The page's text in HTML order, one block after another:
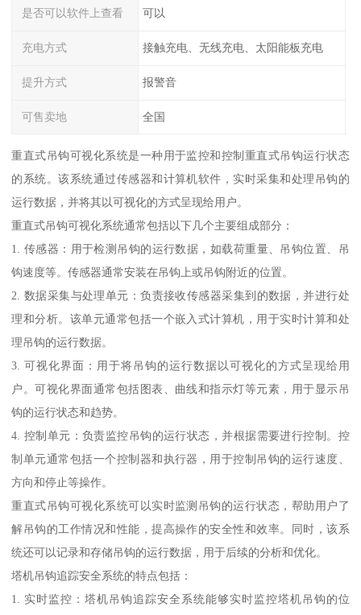
是否可以软件上查看 可以
充电方式 接触充电、无线充电、太阳能板充电
提升方式 报警音
可售卖地 全国
重直式吊钩可视化系统是一种用于监控和控制重直式吊钩运行状态
的系统。该系统通过传感器和计算机软件，实时采集和处理吊钩的
运行数据，并将其以可视化的方式呈现给用户。
重直式吊钩可视化系统通常包括以下几个主要组成部分：
1. 传感器：用于检测吊钩的运行数据，如载荷重量、吊钩位置、吊
钩速度等。传感器通常安装在吊钩上或吊钩附近的位置。
2. 数据采集与处理单元：负责接收传感器采集到的数据，并进行处
理和分析。该单元通常包括一个嵌入式计算机，用于实时计算和处
理吊钩的运行数据。
3. 可视化界面：用于将吊钩的运行数据以可视化的方式呈现给用
户。可视化界面通常包括图表、曲线和指示灯等元素，用于显示吊
钩的运行状态和趋势。
4. 控制单元：负责监控吊钩的运行状态，并根据需要进行控制。控
制单元通常包括一个控制器和执行器，用于控制吊钩的运行速度、
方向和停止等操作。
重直式吊钩可视化系统可以实时监测吊钩的运行状态，帮助用户了
解吊钩的工作情况和性能，提高操作的安全性和效率。同时，该系
统还可以记录和存储吊钩的运行数据，用于后续的分析和优化。
塔机吊钩追踪安全系统的特点包括：
1. 实时监控：塔机吊钩追踪安全系统能够实时监控塔机吊钩的位